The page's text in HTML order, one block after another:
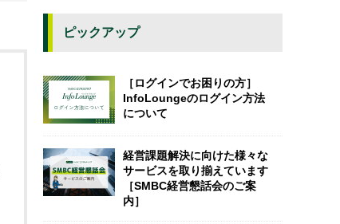
ピックアップ
［ログインでお困りの方］
InfoLoungeのログイン方法
について
経営課題解決に向けた様々な
サービスを取り揃えています
［SMBC経営懇話会のご案
内］